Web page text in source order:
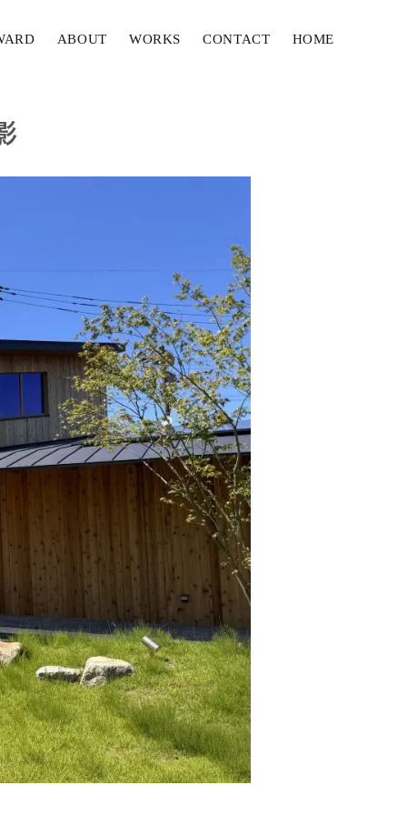
ABOUT WORKS CONTACT HOME